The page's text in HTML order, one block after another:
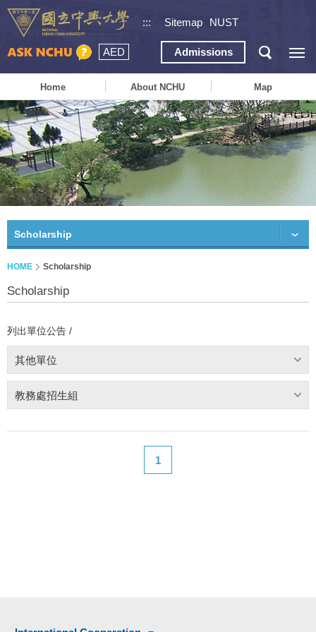
::: Sitemap NUST
AED Admissions
Home About NCHU Map
Scholarship
HOME Scholarship
Scholarship
列出單位公告 /
其他單位
教務處招生組
1